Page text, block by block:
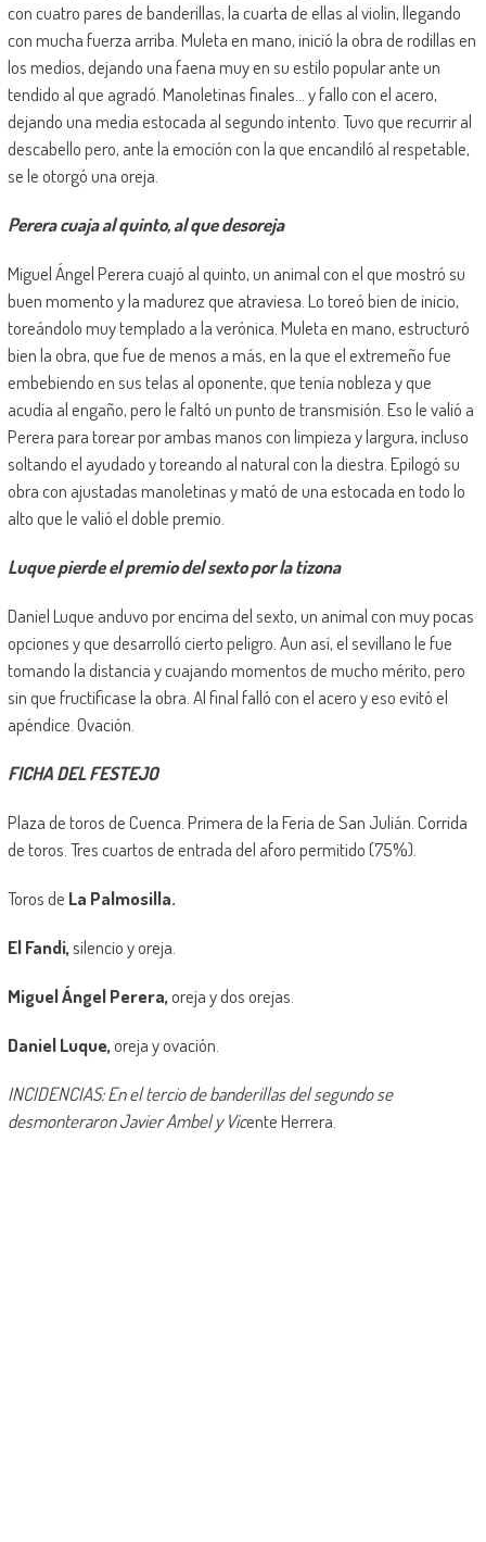
con cuatro pares de banderillas, la cuarta de ellas al violín, llegando
con mucha fuerza arriba. Muleta en mano, inició la obra de rodillas en
los medios, dejando una faena muy en su estilo popular ante un
tendido al que agradó. Manoletinas finales… y fallo con el acero,
dejando una media estocada al segundo intento. Tuvo que recurrir al
descabello pero, ante la emoción con la que encandiló al respetable,
se le otorgó una oreja.
Perera cuaja al quinto, al que desoreja
Miguel Ángel Perera cuajó al quinto, un animal con el que mostró su
buen momento y la madurez que atraviesa. Lo toreó bien de inicio,
toreándolo muy templado a la verónica. Muleta en mano, estructuró
bien la obra, que fue de menos a más, en la que el extremeño fue
embebiendo en sus telas al oponente, que tenía nobleza y que
acudía al engaño, pero le faltó un punto de transmisión. Eso le valió a
Perera para torear por ambas manos con limpieza y largura, incluso
soltando el ayudado y toreando al natural con la diestra. Epilogó su
obra con ajustadas manoletinas y mató de una estocada en todo lo
alto que le valió el doble premio.
Luque pierde el premio del sexto por la tizona
Daniel Luque anduvo por encima del sexto, un animal con muy pocas
opciones y que desarrolló cierto peligro. Aun así, el sevillano le fue
tomando la distancia y cuajando momentos de mucho mérito, pero
sin que fructificase la obra. Al final falló con el acero y eso evitó el
apéndice. Ovación.
FICHA DEL FESTEJO
Plaza de toros de Cuenca. Primera de la Feria de San Julián. Corrida
de toros. Tres cuartos de entrada del aforo permitido (75%).
Toros de La Palmosilla.
El Fandi,silencio y oreja.
Miguel Ángel Perera,oreja y dos orejas.
Daniel Luque,oreja y ovación.
INCIDENCIAS: En el tercio de banderillas del segundo se
desmonteraron Javier Ambel y Vicente Herrera.